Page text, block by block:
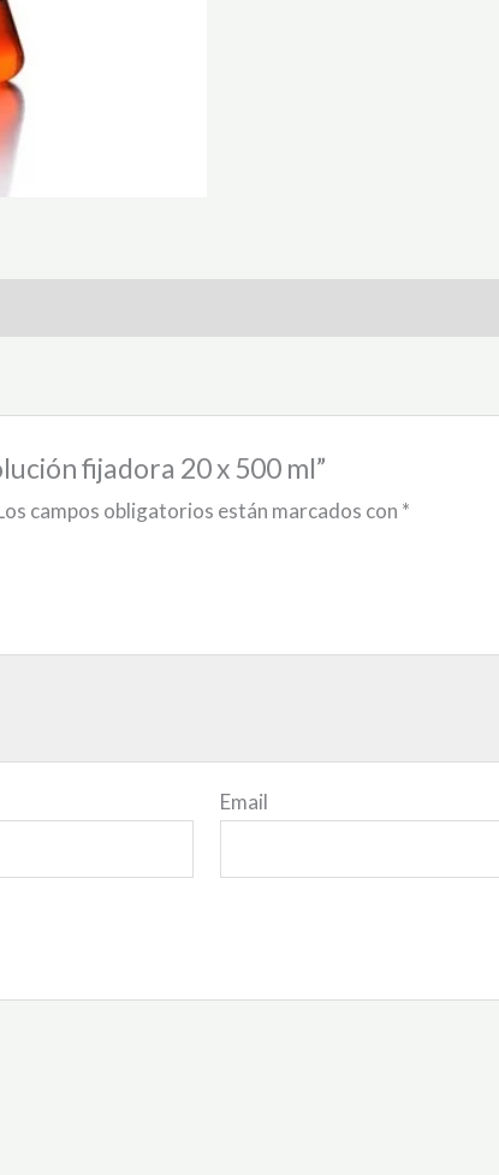
fijadora 20 x 500 ml”
campos obligatorios están marcados con *
Email